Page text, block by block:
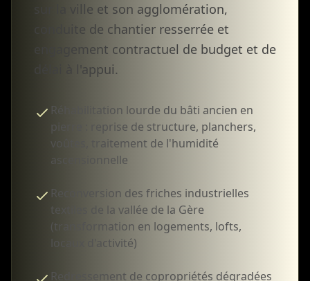
sur la ville et son agglomération,
conduite de chantier resserrée et
engagement contractuel de budget et de
délai à l'appui.
Réhabilitation lourde du bâti ancien en
pierre : reprise de structure, planchers,
voûtes, traitement de l'humidité
ascensionnelle
Reconversion des friches industrielles
textiles de la vallée de la Gère
(transformation en logements, lofts,
locaux d'activité)
Redressement de copropriétés dégradées